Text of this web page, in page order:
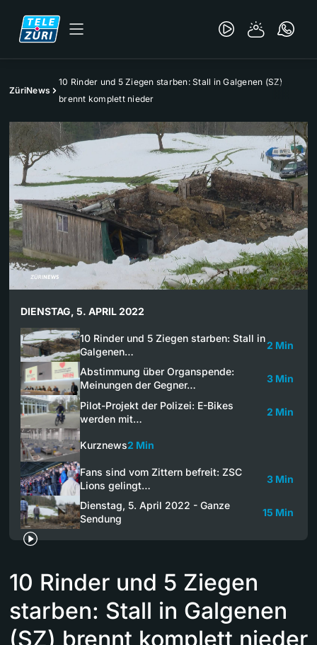
ZüriNews
10 Rinder und 5 Ziegen starben: Stall in Galgenen (SZ)
brennt komplett nieder
DIENSTAG, 5. APRIL 2022
10 Rinder und 5 Ziegen starben: Stall in
Galgenen…
2 Min
Abstimmung über Organspende:
Meinungen der Gegner…
3 Min
Pilot-Projekt der Polizei: E-Bikes
werden mit…
2 Min
Kurznews2 Min
Fans sind vom Zittern befreit: ZSC
Lions gelingt…
3 Min
Dienstag, 5. April 2022 - Ganze
Sendung
15 Min
10 Rinder und 5 Ziegen
starben: Stall in Galgenen
(SZ) brennt komplett nieder